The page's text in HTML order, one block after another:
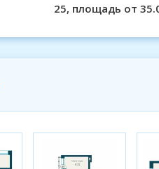
25, площадь от